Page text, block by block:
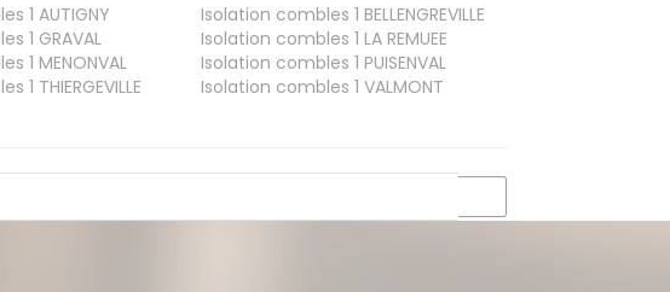
1 AUTIGNY Isolation combles 1 BELLENGREVILLE
1 GRAVAL Isolation combles 1 LA REMUEE
1 MENONVAL Isolation combles 1 PUISENVAL
1 THIERGEVILLE Isolation combles 1 VALMONT